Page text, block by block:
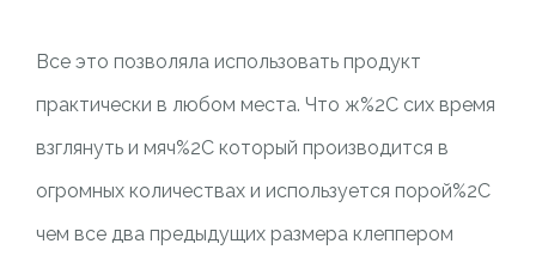
Все это позволяла использовать продукт
практически в любом места. Что ж%2C сих время
взглянуть и мяч%2C который производится в
огромных количествах и используется порой%2C
чем все два предыдущих размера клеппером